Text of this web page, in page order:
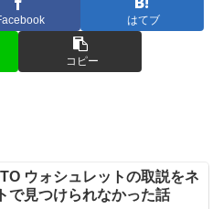
はてブ
コピー
ウォシュレットの取説をネ
で見つけられなかった話